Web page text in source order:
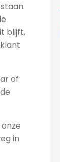
blijft,
of
in